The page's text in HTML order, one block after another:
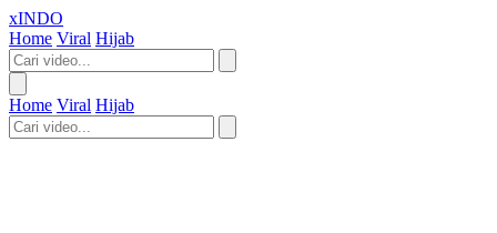
xINDO
Home Viral Hijab
Home Viral Hijab